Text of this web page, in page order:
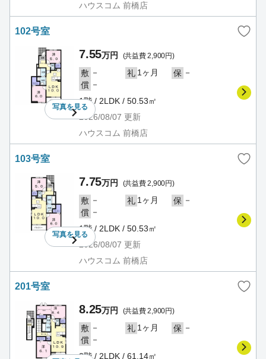
ハウスコム 前橋店
102号室
写真を見る
7.55万円 (共益費 2,900円)
敷 － 礼 1ヶ月 保 －
償 －
1階 / 2LDK / 50.53㎡
2026/08/07 更新
ハウスコム 前橋店
103号室
写真を見る
7.75万円 (共益費 2,900円)
敷 － 礼 1ヶ月 保 －
償 －
1階 / 2LDK / 50.53㎡
2026/08/07 更新
ハウスコム 前橋店
201号室
8.25万円 (共益費 2,900円)
敷 － 礼 1ヶ月 保 －
償 －
2階 / 2LDK / 61.14㎡